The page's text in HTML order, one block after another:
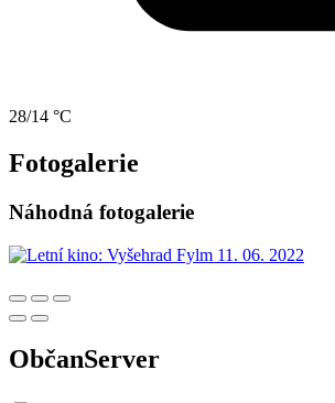
28/14 °C
Fotogalerie
Náhodná fotogalerie
ObčanServer